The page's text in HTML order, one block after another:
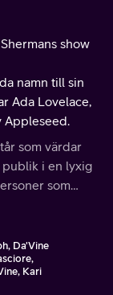
show
namn till sin
Ada Lovelace,
Appleseed.
som värdar
publik i en lyxig
som
Da'Vine
Kari